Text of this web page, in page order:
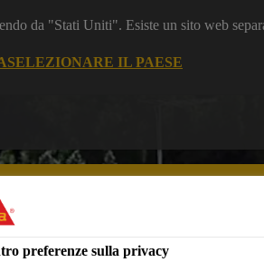
da "Stati Uniti". Esiste un sito web
SELEZIONARE IL PAESE
preferenze sulla privacy